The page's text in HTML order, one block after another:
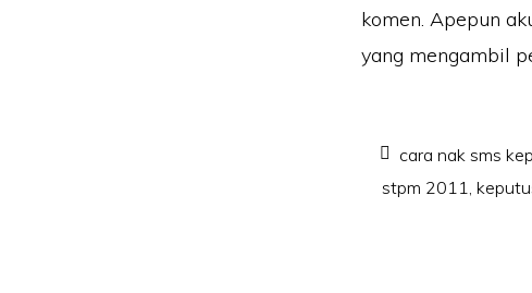
komen. Apepun
yang mengambil
cara nak sms
stpm 2011,